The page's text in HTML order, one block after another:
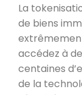
La
de biens
accédez à
centaines
de la